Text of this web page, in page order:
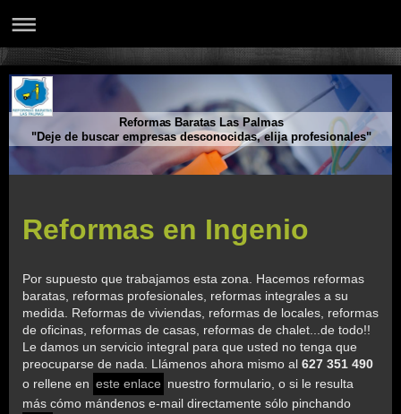
Reformas Baratas Las Palmas
"Deje de buscar empresas desconocidas, elija profesionales"
Reformas en Ingenio
Por supuesto que trabajamos esta zona. Hacemos reformas
baratas, reformas profesionales, reformas integrales a su
medida. Reformas de viviendas, reformas de locales, reformas
de oficinas, reformas de casas, reformas de chalet...de todo!!
Le damos un servicio integral para que usted no tenga que
preocuparse de nada. Llámenos ahora mismo al 627 351 490
o rellene en este enlace nuestro formulario, o si le resulta
más cómo mándenos e-mail directamente sólo pinchando